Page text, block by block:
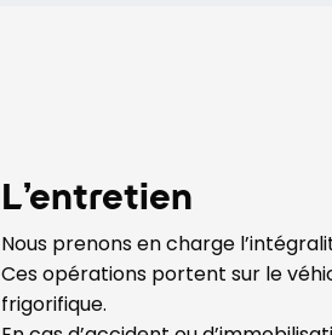
L’entretien
Nous prenons en charge
Ces opérations portent sur le
frigorifique.